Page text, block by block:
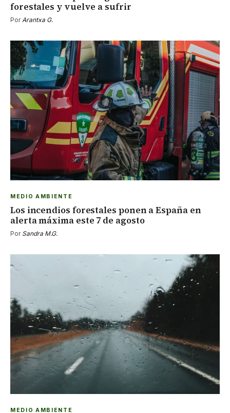
forestales y vuelve a sufrir
PorArantxa G.
MEDIO AMBIENTE
Los incendios forestales ponen a España en
alerta máxima este 7 de agosto
Por Sandra M.G.
MEDIO AMBIENTE